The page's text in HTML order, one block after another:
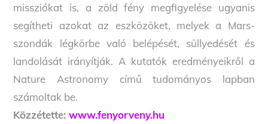
missziókat is, a zöld fény megfigyelése ugyanis
segítheti azokat az eszközöket, melyek a Mars-
szondák légkörbe való belépését, süllyedését és
landolását irányítják. A kutatók eredményeikről a
Nature Astronomy című tudományos lapban
számoltak be.
Közzétette:www.fenyorveny.hu